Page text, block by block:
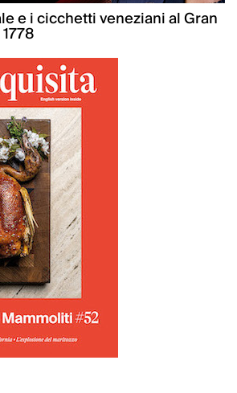
e i cicchetti veneziani al Gran